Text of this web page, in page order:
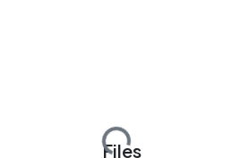
Loading...
Files